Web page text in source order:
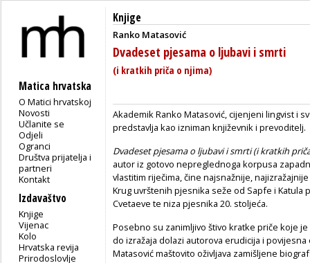
Matica hrvatska
O Matici hrvatskoj
Novosti
Učlanite se
Odjeli
Ogranci
Društva prijatelja i
partneri
Kontakt
Izdavaštvo
Knjige
Vijenac
Kolo
Hrvatska revija
Prirodoslovlje
Knjige
Ranko Matasović
Dvadeset pjesama o ljubavi i smrti
(i kratkih priča o njima)
Akademik Ranko Matasović, cijenjeni lingvist i
predstavlja kao izniman književnik i prevoditelj.
Dvadeset pjesama o ljubavi i smrti (i kratkih
autor iz gotovo nepreglednoga korpusa
vlastitim riječima, čine najsnažnije,
Krug uvrštenih pjesnika seže od Sapfe i Katula
Cvetaeve te niza pjesnika 20. stoljeća.
Posebno su zanimljivo štivo kratke priče koje
do izražaja dolazi autorova erudicija i
Matasović maštovito oživljava zamišljene